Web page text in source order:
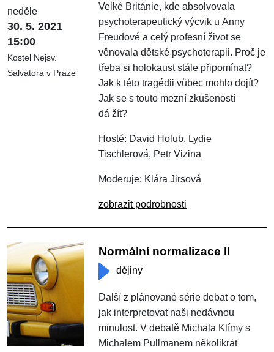
neděle
30. 5. 2021
15:00
Kostel Nejsv.
Salvátora v Praze
Velké Británie, kde absolvovala
psychoterapeutický výcvik u Anny
Freudové a celý profesní život se
věnovala dětské psychoterapii. Proč je
třeba si holokaust stále připomínat?
Jak k této tragédii vůbec mohlo dojít?
Jak se s touto mezní zkušeností
dá žít?
Hosté: David Holub, Lydie
Tischlerová, Petr Vizina
Moderuje: Klára Jirsová
zobrazit podrobnosti
Normální normalizace II
dějiny
Další z plánované série debat o tom,
jak interpretovat naši nedávnou
minulost. V debatě Michala Klímy s
Michalem Pullmanem několikrát